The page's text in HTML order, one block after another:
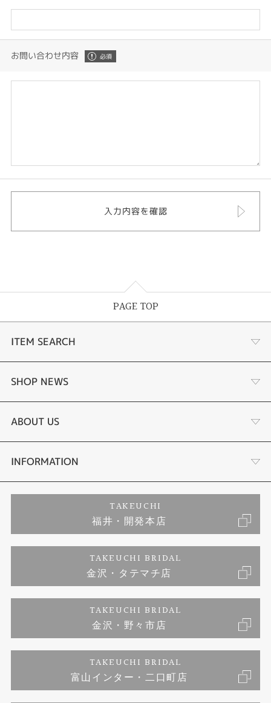
お問い合わせ内容
PAGE TOP
ITEM SEARCH
婚約指輪
結婚指輪
セットリング
エタニティリング
婚約ネックレス
SHOP NEWS
サプライズプロポーズ相談室
ダイヤモンドカッターブランド
アフターメンテナンス
富山指輪工房｜手作りペアリング
富山指輪工房｜手作り結婚指輪 and 婚約指輪
富山指輪工房｜手作り婚約指輪プロポーズプラン
ABOUT US
店舗情報
お問い合わせ
INFORMATION
プライバシーポリシー
TAKEUCHI
福井・開発本店
TAKEUCHI BRIDAL
金沢・タテマチ店
TAKEUCHI BRIDAL
金沢・野々市店
TAKEUCHI BRIDAL
富山インター・二口町店